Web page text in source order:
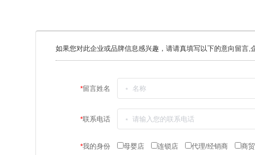
如果您对此企业或品牌信息感兴趣，请请真填写以下的意向留言
*留言姓名
*联系电话
*我的身份 母婴店 连锁店 代理/经销商 商